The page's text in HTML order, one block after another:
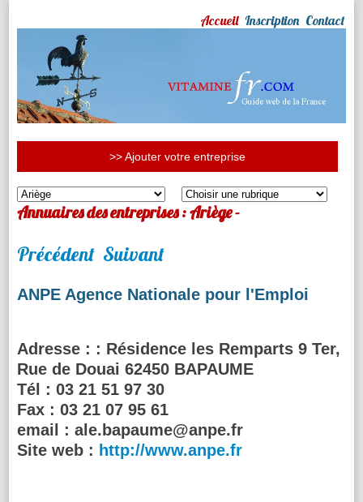
Accueil Inscription Contact
>> Ajouter votre entreprise
Annuaires des entreprises : Ariège -
Précédent Suivant
ANPE Agence Nationale pour l'Emploi
Adresse : : Résidence les Remparts 9 Ter,
Rue de Douai 62450 BAPAUME
Tél : 03 21 51 97 30
Fax : 03 21 07 95 61
email : ale.bapaume@anpe.fr
Site web : http://www.anpe.fr